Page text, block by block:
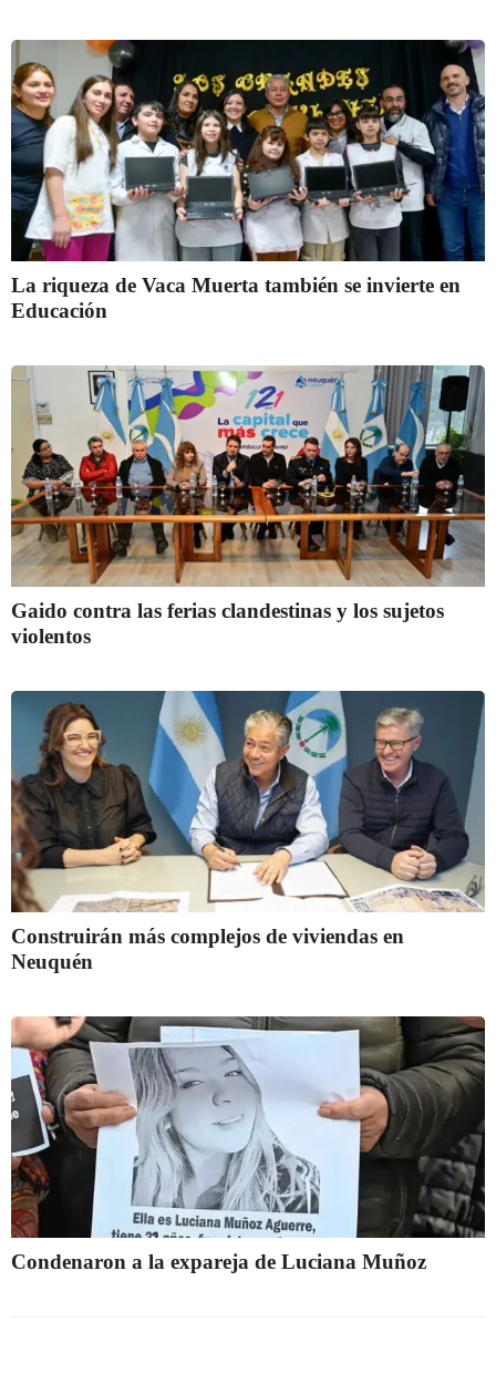
La riqueza de Vaca Muerta también se invierte en
Educación
Gaido contra las ferias clandestinas y los sujetos
violentos
Construirán más complejos de viviendas en
Neuquén
Condenaron a la expareja de Luciana Muñoz